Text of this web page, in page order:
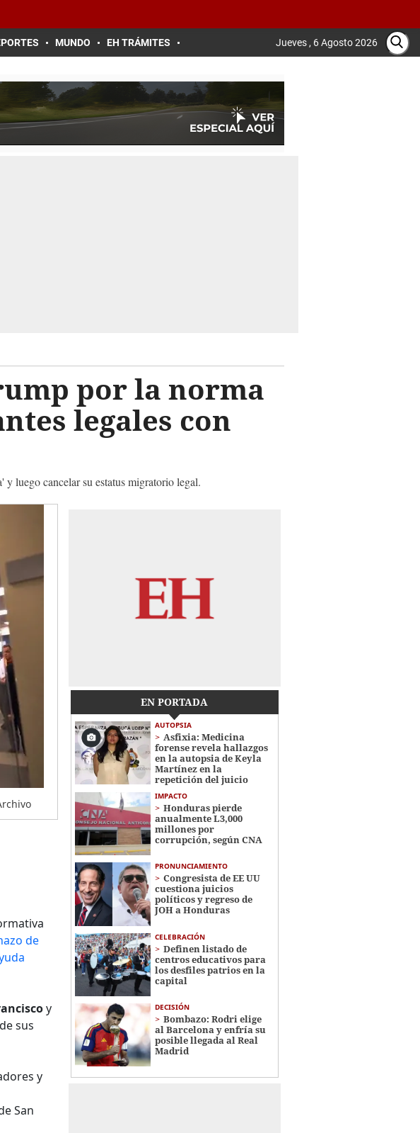
MUNDO EH TRÁMITES Jueves , 6 Agosto 2026
por la norma
legales con
luego cancelar su estatus migratorio legal.
de
y
sus
y
San
EN PORTADA
AUTOPSIA
Asfixia: Medicina
forense revela hallazgos
en la autopsia de Keyla
Martínez en la
repetición del juicio
IMPACTO
Honduras pierde
anualmente L3,000
millones por
corrupción, según CNA
PRONUNCIAMIENTO
Congresista de EE UU
cuestiona juicios
políticos y regreso de
JOH a Honduras
CELEBRACIÓN
Definen listado de
centros educativos para
los desfiles patrios en la
capital
DECISIÓN
Bombazo: Rodri elige
al Barcelona y enfría su
posible llegada al Real
Madrid